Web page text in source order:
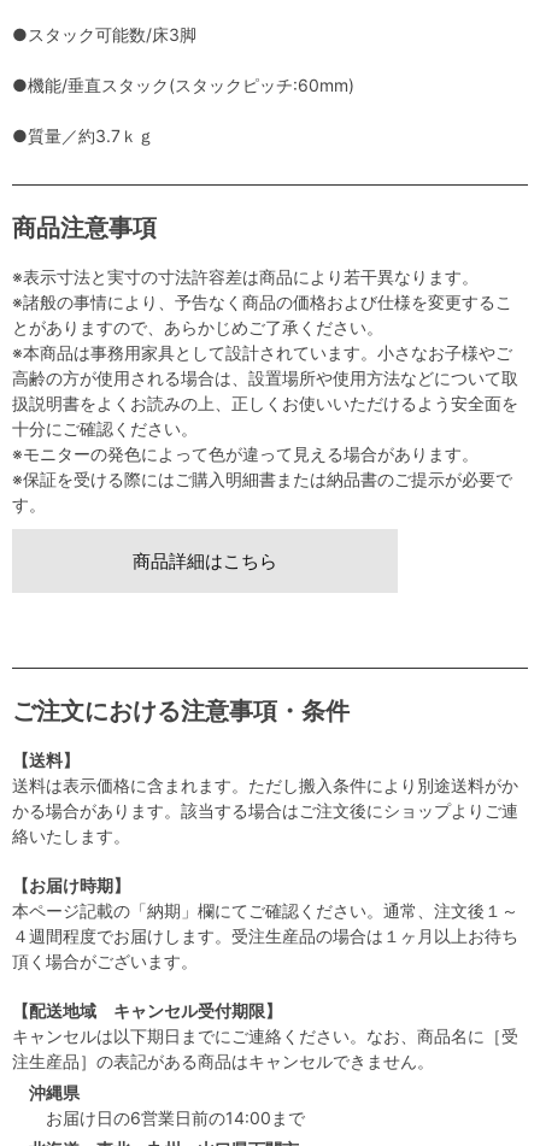
●スタック可能数/床3脚
●機能/垂直スタック(スタックピッチ:60mm)
●質量／約3.7ｋｇ
商品注意事項
※表示寸法と実寸の寸法許容差は商品により若干異なります。
※諸般の事情により、予告なく商品の価格および仕様を変更するこ
とがありますので、あらかじめご了承ください。
※本商品は事務用家具として設計されています。小さなお子様やご
高齢の方が使用される場合は、設置場所や使用方法などについて取
扱説明書をよくお読みの上、正しくお使いいただけるよう安全面を
十分にご確認ください。
※モニターの発色によって色が違って見える場合があります。
※保証を受ける際にはご購入明細書または納品書のご提示が必要で
す。
商品詳細はこちら
ご注文における注意事項・条件
【送料】
送料は表示価格に含まれます。ただし搬入条件により別途送料がか
かる場合があります。該当する場合はご注文後にショップよりご連
絡いたします。
【お届け時期】
本ページ記載の「納期」欄にてご確認ください。通常、注文後１～
４週間程度でお届けします。受注生産品の場合は１ヶ月以上お待ち
頂く場合がございます。
【配送地域 キャンセル受付期限】
キャンセルは以下期日までにご連絡ください。なお、商品名に［受
注生産品］の表記がある商品はキャンセルできません。
沖縄県
お届け日の6営業日前の14:00まで